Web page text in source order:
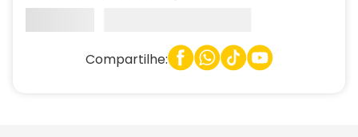
Compartilhe: